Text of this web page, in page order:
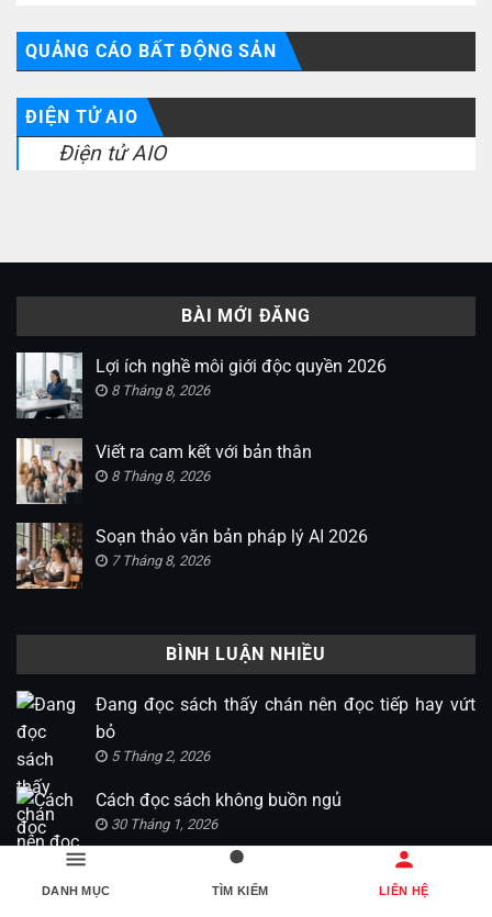
QUẢNG CÁO BẤT ĐỘNG SẢN
ĐIỆN TỬ AIO
Điện tử AIO
BÀI MỚI ĐĂNG
Lợi ích nghề môi giới độc quyền 2026
8 Tháng 8, 2026
Viết ra cam kết với bản thân
8 Tháng 8, 2026
Soạn thảo văn bản pháp lý AI 2026
7 Tháng 8, 2026
BÌNH LUẬN NHIỀU
Đang đọc sách thấy chán nên đọc tiếp hay vứt
bỏ
5 Tháng 2, 2026
Cách đọc sách không buồn ngủ
30 Tháng 1, 2026
Có nên nghe audiobook không ?
DANH MỤC TÌM KIẾM LIÊN HỆ